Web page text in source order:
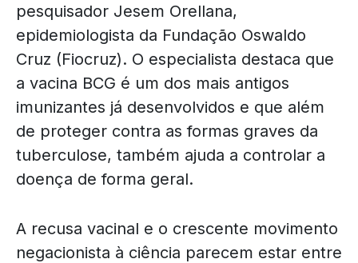
pesquisador Jesem Orellana,
epidemiologista da Fundação Oswaldo
Cruz (Fiocruz). O especialista destaca que
a vacina BCG é um dos mais antigos
imunizantes já desenvolvidos e que além
de proteger contra as formas graves da
tuberculose, também ajuda a controlar a
doença de forma geral.
A recusa vacinal e o crescente movimento
negacionista à ciência parecem estar entre